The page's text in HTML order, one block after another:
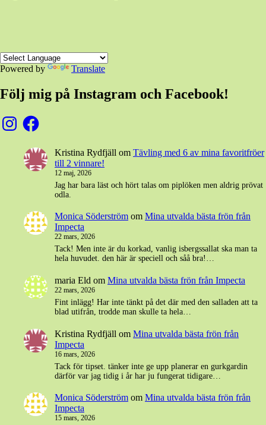
Powered by Translate
Följ mig på Instagram och Facebook!
InstagramFacebook
Kristina Rydfjäll om Tävling med 6 av mina favoritfröer
till 2 vinnare!
12 maj, 2026
Jag har bara läst och hört talas om piplöken men aldrig prövat
odla.
Monica Söderström om Mina utvalda bästa frön från
Impecta
22 mars, 2026
Tack! Men inte är du korkad, vanlig isbergssallat ska man ta
hela huvudet. den här är speciell och såå bra!…
maria Eld om Mina utvalda bästa frön från Impecta
22 mars, 2026
Fint inlägg! Har inte tänkt på det där med den salladen att ta
blad utifrån, trodde man skulle ta hela…
Kristina Rydfjäll om Mina utvalda bästa frön från
Impecta
16 mars, 2026
Tack för tipset. tänker inte ge upp planerar en gurkgardin
därför var jag tidig i år har ju fungerat tidigare…
Monica Söderström om Mina utvalda bästa frön från
Impecta
15 mars, 2026